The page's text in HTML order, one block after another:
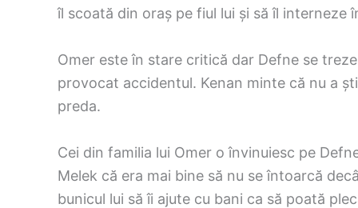
îl scoată din oraș pe fiul lui și să îl interneze
Omer este în stare critică dar Defne se
provocat accidentul. Kenan minte că nu a
preda.
Cei din familia lui Omer o învinuiesc pe
Melek că era mai bine să nu se întoarcă
bunicul lui să îi ajute cu bani ca să poată